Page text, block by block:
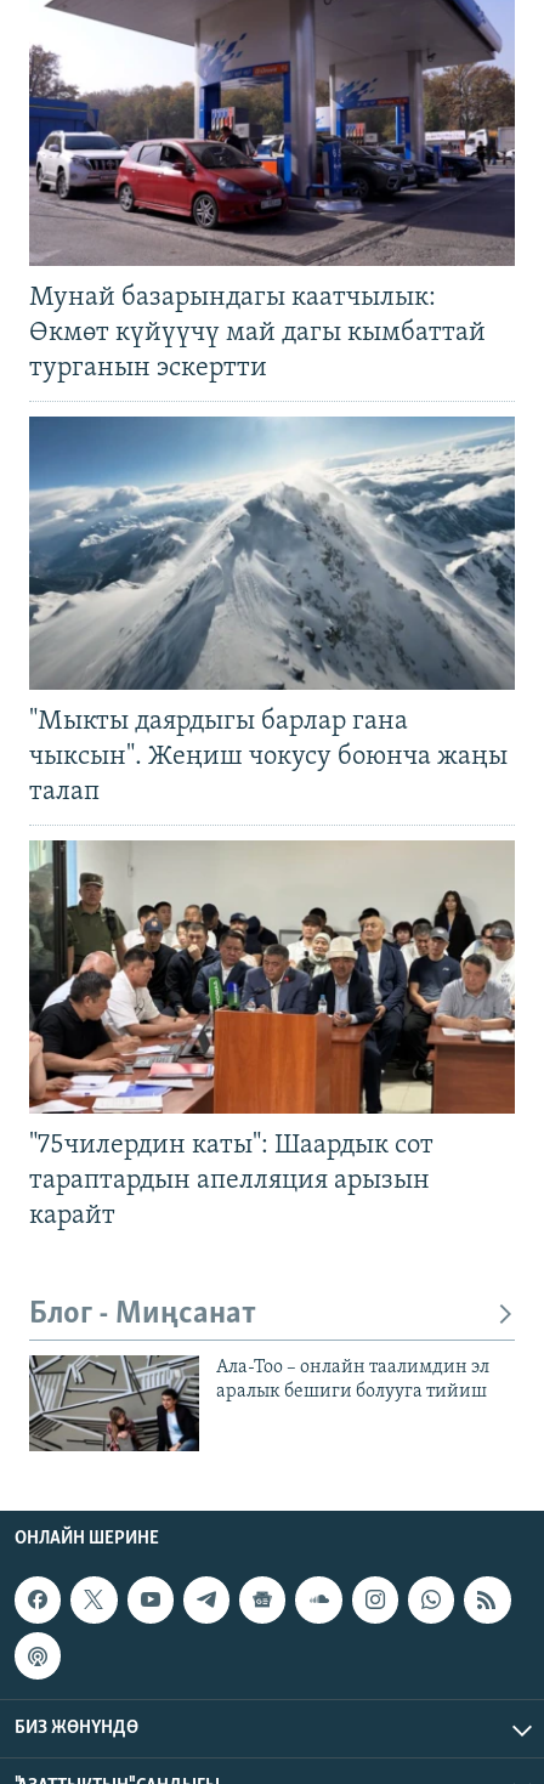
Мунай базарындагы каатчылык:
Өкмөт күйүүчү май дагы кымбаттай
турганын эскертти
"Мыкты даярдыгы барлар гана
чыксын". Жеңиш чокусу боюнча жаңы
талап
"75чилердин каты": Шаардык сот
тараптардын апелляция арызын
карайт
Блог - Миңсанат
Ала-Тоо – онлайн таалимдин эл
аралык бешиги болууга тийиш
ОНЛАЙН ШЕРИНЕ
БИЗ ЖӨНҮНДӨ